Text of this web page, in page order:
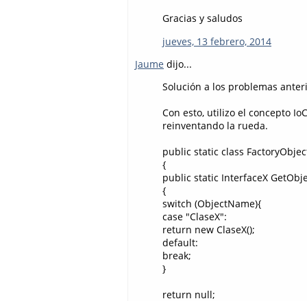
Gracias y saludos
jueves, 13 febrero, 2014
Jaume dijo...
Solución a los problemas
Con esto, utilizo el concepto
reinventando la rueda.
public static class
{
public static InterfaceX
{
switch (ObjectName){
case "ClaseX":
return new ClaseX();
default:
break;
}
return null;